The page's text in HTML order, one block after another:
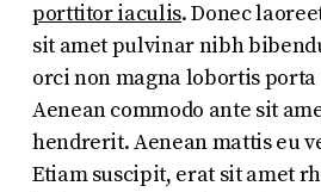
porttitor iaculis. Donec
sit amet pulvinar nibh
orci non magna lobortis porta
Aenean commodo ante sit
hendrerit. Aenean mattis eu
Etiam suscipit, erat sit amet